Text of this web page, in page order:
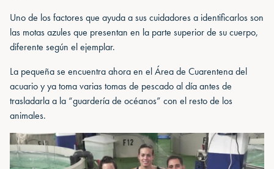
Uno de los factores que ayuda a sus cuidadores a identificarlos son
las motas azules que presentan en la parte superior de su cuerpo,
diferente según el ejemplar.
La pequeña se encuentra ahora en el Área de Cuarentena del
acuario y ya toma varias tomas de pescado al día antes de
trasladarla a la “guardería de océanos” con el resto de los
animales.